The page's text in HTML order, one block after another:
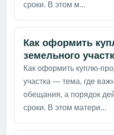
сроки. В этом м...
Как оформить
земельного
Как оформить куплю-
участка — тема, где
обещания, а порядок
сроки. В этом матери...